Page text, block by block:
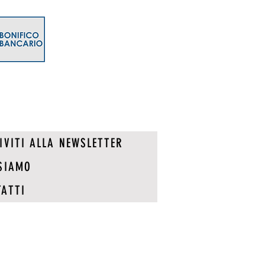
ALLA NEWSLETTER